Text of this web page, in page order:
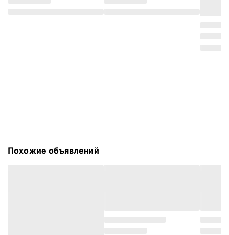
Похожие объявлений